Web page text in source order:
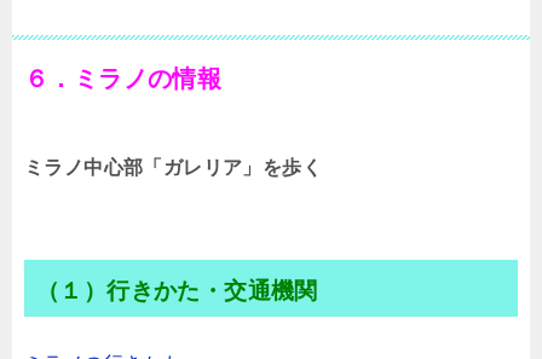
６．ミラノの情報
ミラノ中心部「ガレリア」を歩く
（１）行きかた・交通機関